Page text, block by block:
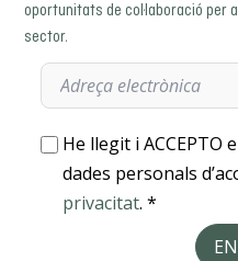
oportunitats de col·laboració per
sector.